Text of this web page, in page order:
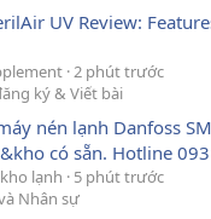
UV Review:
2 phút trước
ký & Viết bài
nén lạnh Danfoss
có sẵn. Hotline
lạnh
5 phút trước
Nhân sự